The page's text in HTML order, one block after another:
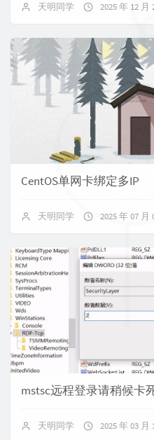
天明同学 2025 年 12 月
CentOS单网卡绑定多IP
天明同学 2025 年 07 月
mstsc远程登录请稍候卡
天明同学 2025 年 03 月